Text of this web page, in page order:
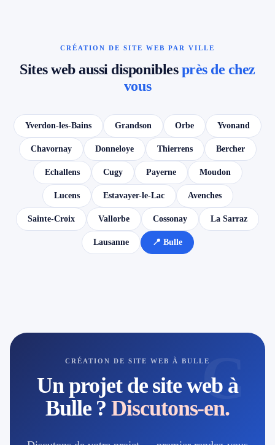
CRÉATION DE SITE WEB PAR VILLE
Sites web aussi disponiblesprès de chez
vous
Yverdon-les-Bains Grandson Orbe Yvonand
Chavornay Donneloye Thierrens Bercher
Echallens Cugy Payerne Moudon
Lucens Estavayer-le-Lac Avenches
Sainte-Croix Vallorbe Cossonay La Sarraz
Lausanne 📍 Bulle
C
CRÉATION DE SITE WEB À BULLE
Un projet de site web à
Bulle ?Discutons-en.